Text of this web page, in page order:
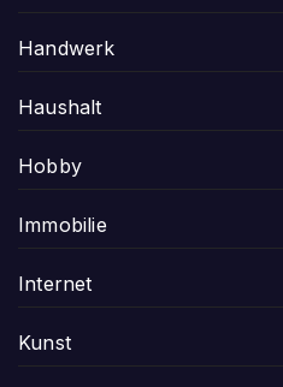
Handwerk
Haushalt
Hobby
Immobilie
Internet
Kunst